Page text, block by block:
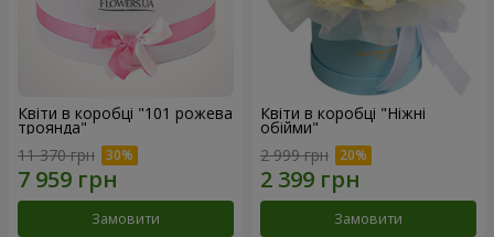
Квіти в коробці "101 рожева
троянда"
11 370 грн
Замовити
Квіти в коробці "Ніжні
обійми"
2 999 грн
Замовити